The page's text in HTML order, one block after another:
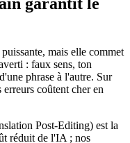
mais elle commet
: faux sens, ton
phrase à l'autre. Sur
coûtent cher en
Post-Editing) est la
réduit de l'IA ; nos